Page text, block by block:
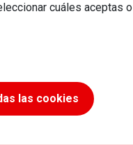
cuáles aceptas o
las cookies